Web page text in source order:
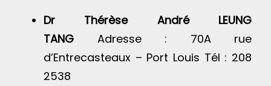
Dr Thérèse André LEUNG
TANG Adresse : 70A rue
d’Entrecasteaux – Port Louis Tél : 208
2538